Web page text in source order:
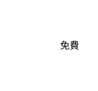
免費